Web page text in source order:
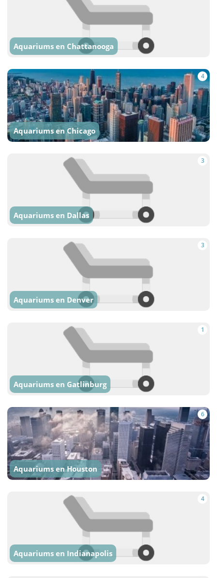
Aquariums en Chattanooga
4
Aquariums en Chicago
3
Aquariums en Dallas
3
Aquariums en Denver
1
Aquariums en Gatlinburg
6
Aquariums en Houston
4
Aquariums en Indianapolis